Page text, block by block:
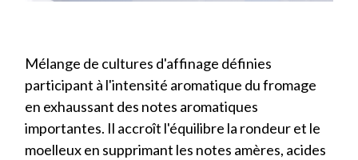
Mélange de cultures d'affinage définies
participant à l'intensité aromatique du fromage
en exhaussant des notes aromatiques
importantes. Il accroît l'équilibre la rondeur et le
moelleux en supprimant les notes amères, acides